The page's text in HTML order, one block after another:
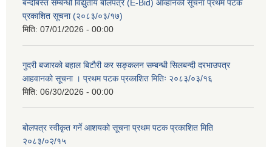
बन्दोबस्त सम्बन्धी विद्युतीय बोलपत्र (E-Bid) आव्हानको सूचना प्रथम पटक
प्रकाशित सूचना (२०८३/०३/१७)
मिति: 07/01/2026 - 00:00
गुदरी बजारको बहाल बिटौरी कर सङ्कलन सम्बन्धी सिलबन्दी दरभाउपत्र
आहवानको सूचना । प्रथम पटक प्रकाशित मितिः २०८३/०३/१६
मिति: 06/30/2026 - 00:00
बोलपत्र स्वीकृत गर्ने आशयको सूचना प्रथम पटक प्रकाशित मिति
२०८३/०२/१५